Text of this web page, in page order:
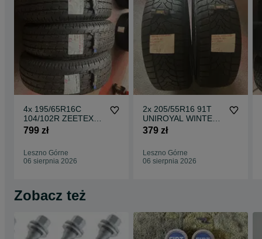
4x 195/65R16C
104/102R ZEETEX
CT7000 opony letnie
799 zł
Leszno Górne
06 sierpnia 2026
2x 205/55R16 91T
UNIROYAL WINTER
EXPERT opony
379 zł
Leszno Górne
06 sierpnia 2026
Zobacz też